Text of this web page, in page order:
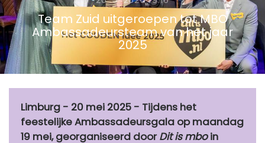
Team Zuid uitgeroepen tot MBO
Ambassadeursteam van het jaar
2025
Limburg - 20 mei 2025 - Tijdens het
feestelijke Ambassadeursgala op maandag
19 mei, georganiseerd doorDit is mboin